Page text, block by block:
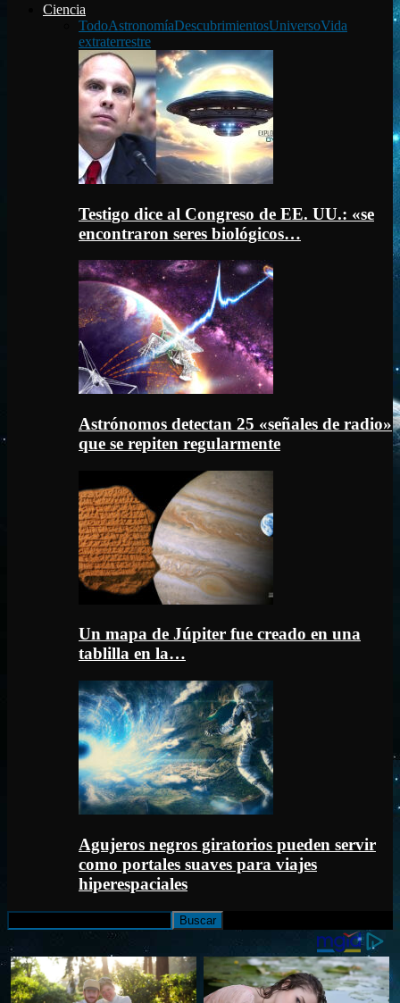
Ciencia
TodoAstronomíaDescubrimientosUniversoVida
extraterrestre
Testigo dice al Congreso de EE. UU.: «se
encontraron seres biológicos…
Astrónomos detectan 25 «señales de radio»
que se repiten regularmente
Un mapa de Júpiter fue creado en una
tablilla en la…
Agujeros negros giratorios pueden servir
como portales suaves para viajes
hiperespaciales